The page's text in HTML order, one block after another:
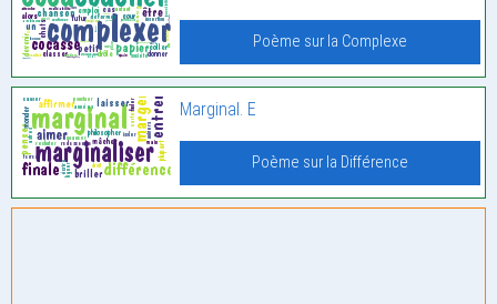
Poème sur la Complexe
Marginal. E
Poème sur la Différence